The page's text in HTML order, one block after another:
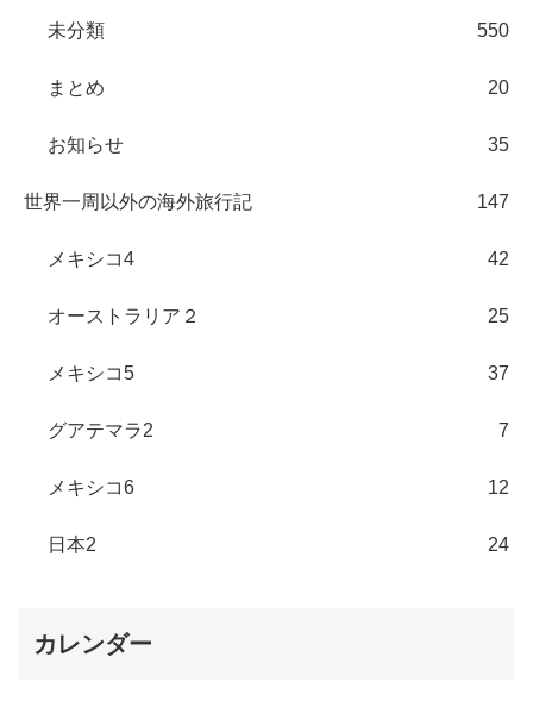
未分類 550
まとめ 20
お知らせ 35
世界一周以外の海外旅行記 147
メキシコ4 42
オーストラリア２ 25
メキシコ5 37
グアテマラ2 7
メキシコ6 12
日本2 24
カレンダー